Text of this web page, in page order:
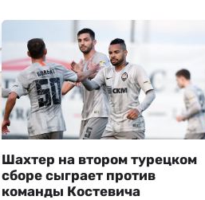
Шахтер на втором турецком
сборе сыграет против
команды Костевича